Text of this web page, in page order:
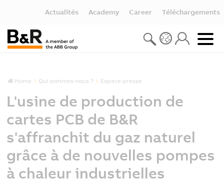
Actualités Academy Career Téléchargements
Home Qui sommes-nous ? Espace presse
L'usine de production de
cartes PCB de B&R
s'affranchit du gaz naturel
grâce à de nouvelles pompes
à chaleur industrielles